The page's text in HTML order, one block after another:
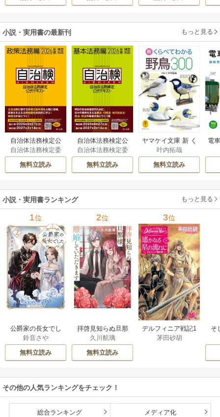
溺愛されています 伝～
小説・実用書の最新刊 もっと見る
自治体法務検定公
式テキスト 政策
法務編 ２０２６
年度検定対応 1巻
自治体法務検定委
員会
無料立読み
自治体法務検定公
式テキスト 基本
法務編 ２０２６
年度検定対応 1巻
自治体法務検定委
員会
無料立読み
ヤマケイ文庫 新 く
らべてわかる野鳥3
00 1巻
叶内拓哉
無料立読み
電
小説・実用書ランキング もっと見る
1位
公爵家の長女でし
た
鈴音さや
無料立読み
2位
拝啓見知らぬ旦那
様、離婚していた
だきます
久川航璃
無料立読み
3位
デルフィニア戦記1
茅田砂胡
そ
その他の人気ランキングをチェック！
総合ランキング メディア化